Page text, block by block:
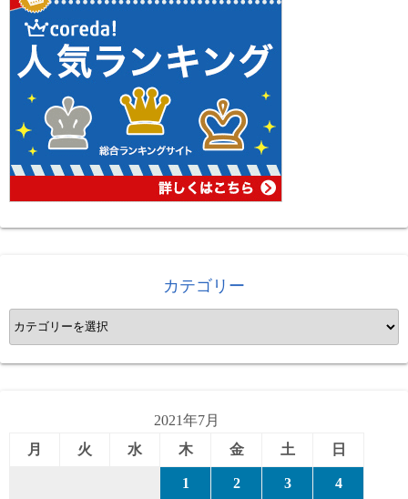
カテゴリー
カ
テ
ゴ
2021年7月
月
火 水 木 金 土 日
1 2 3 4